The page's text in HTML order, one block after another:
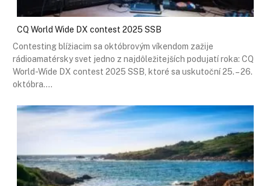
CQ World Wide DX contest 2025 SSB
Contesting blížiacim sa októbrovým víkendom zažije
rádioamatérsky svet jedno z najdôležitejších podujatí roka: CQ
World-Wide DX contest 2025 SSB, ktoré sa uskutoční 25. – 26.
októbra.…